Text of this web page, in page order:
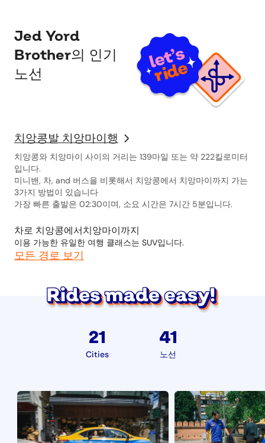
Jed Yord
Brother의 인기
노선
치앙콩발 치앙마이행
치앙콩와 치앙마이 사이의 거리는 139마일 또는 약 222킬로미터
입니다.
미니밴, 차, and 버스을 비롯해서 치앙콩에서 치앙마이까지 가는
3가지 방법이 있습니다
가장 빠른 출발은 02:30이며, 소요 시간은 7시간 5분입니다.
차로 치앙콩에서치앙마이까지
이용 가능한 유일한 여행 클래스는 SUV입니다.
모든 경로 보기
21
Cities
41
노선